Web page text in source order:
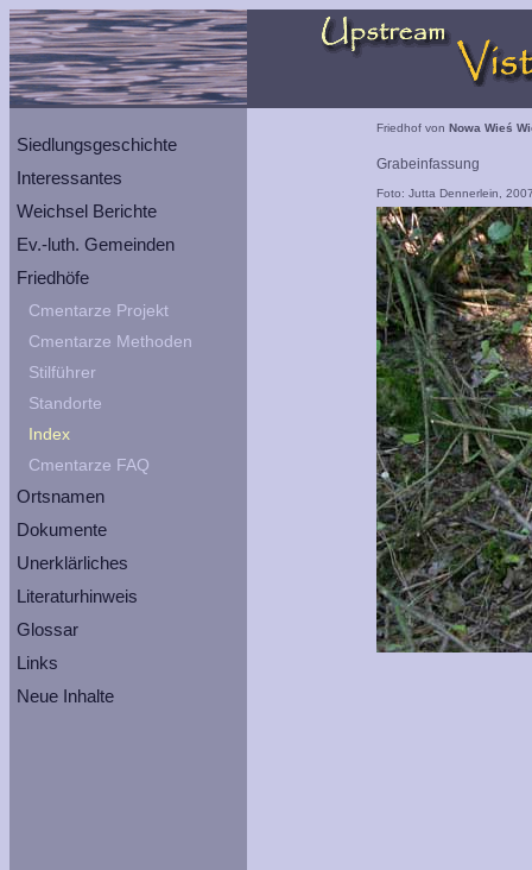
Siedlungsgeschichte
Interessantes
Weichsel Berichte
Ev.-luth. Gemeinden
Friedhöfe
Cmentarze Projekt
Cmentarze Methoden
Stilführer
Standorte
Index
Cmentarze FAQ
Ortsnamen
Dokumente
Unerklärliches
Literaturhinweis
Glossar
Links
Neue Inhalte
Friedhof von Nowa Wieś
Grabeinfassung
Foto: Jutta Dennerlein,